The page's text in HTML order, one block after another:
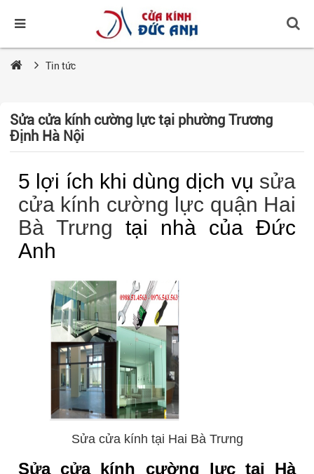
Tin tức
Sửa cửa kính cường lực tại phường Trương
Định Hà Nội
5 lợi ích khi dùng dịch vụ sửa
cửa kính cường lực quận Hai
Bà Trưng tại nhà của Đức
Anh
Sửa cửa kính tại Hai Bà Trưng
Sửa cửa kính cường lực tại Hà